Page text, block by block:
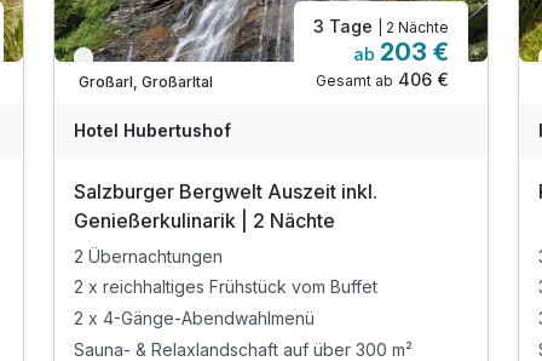
Nur noch bis Oktober
Großarl, Großarltal
3 Tage | 2 Nächte
ab 203 €
Gesamt ab 406 €
Hotel Hubertushof
Salzburger Bergwelt Auszeit inkl.
Genießerkulinarik | 2 Nächte
2 Übernachtungen
2 x reichhaltiges Frühstück vom Buffet
2 x 4-Gänge-Abendwahlmenü
Sauna- & Relaxlandschaft auf über 300 m²